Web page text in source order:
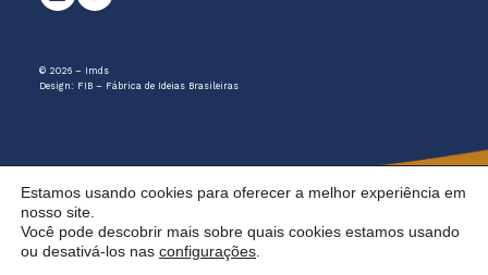
© 2026 – Imds
Design: FIB – Fábrica de Ideias Brasileiras
Estamos usando cookies para oferecer a melhor experiência em
nosso site.
Você pode descobrir mais sobre quais cookies estamos usando
ou desativá-los nas configurações